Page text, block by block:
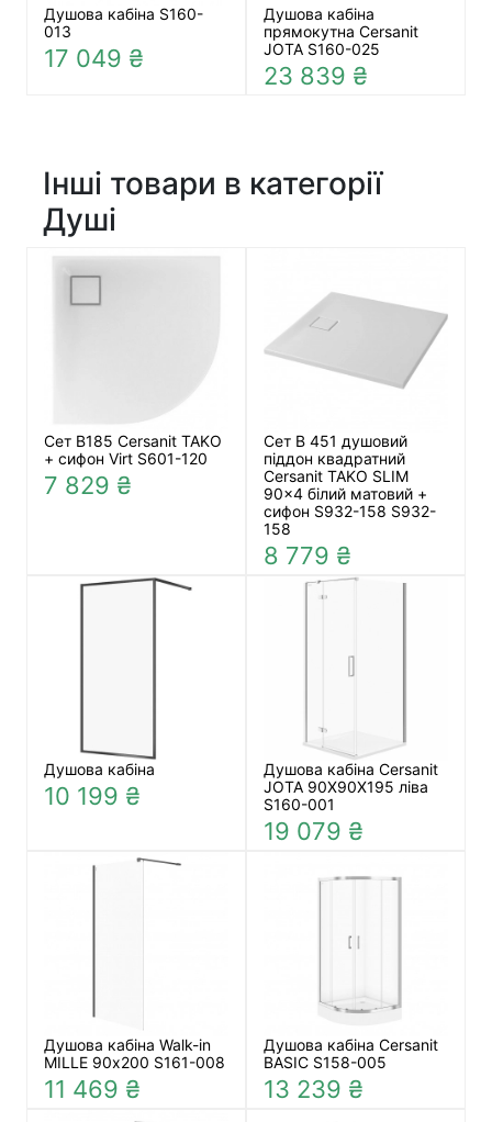
Душова кабіна S160-
013
17 049 ₴
Душова кабіна
прямокутна Cersanit
JOTA S160-025
23 839 ₴
Інші товари в категорії
Душі
Сет В185 Cersanit TAKO
+ сифон Virt S601-120
7 829 ₴
Сет B 451 душовий
піддон квадратний
Cersanit TAKO SLIM
90x4 білий матовий +
сифон S932-158 S932-
158
8 779 ₴
Душова кабіна
10 199 ₴
Душова кабіна Cersanit
JOTA 90X90X195 ліва
S160-001
19 079 ₴
Душова кабіна Walk-in
MILLE 90х200 S161-008
11 469 ₴
Душова кабіна Cersanit
BASIC S158-005
13 239 ₴